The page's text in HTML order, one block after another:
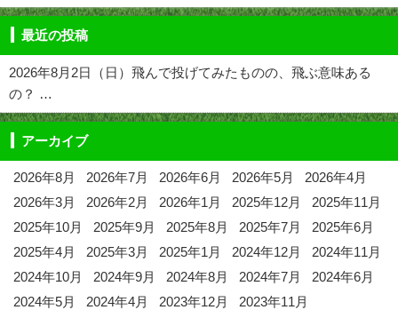
最近の投稿
2026年8月2日（日）飛んで投げてみたものの、飛ぶ意味ある
の？ …
アーカイブ
2026年8月 2026年7月 2026年6月 2026年5月
2026年4月
2026年3月
2026年2月 2026年1月 2025年12月
2025年11月
2025年10月
2025年9月 2025年8月 2025年7月
2025年6月
2025年4月
2025年3月 2025年1月 2024年12月
2024年11月
2024年10月
2024年9月 2024年8月 2024年7月
2024年6月
2024年5月
2024年4月 2023年12月
2023年11月